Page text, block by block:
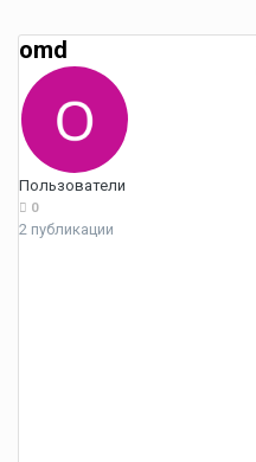
omd
Пользователи
0
2 публикации